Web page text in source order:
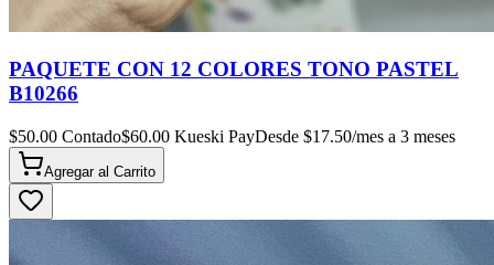
PAQUETE CON 12 COLORES TONO PASTEL
B10266
$50.00 Contado$60.00 Kueski PayDesde $17.50/mes a 3 meses
Agregar al Carrito